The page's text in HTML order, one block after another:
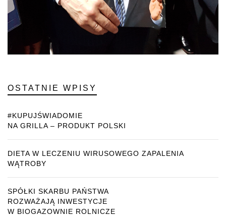
OSTATNIE WPISY
#KUPUJŚWIADOMIE
NA GRILLA – PRODUKT POLSKI
DIETA W LECZENIU WIRUSOWEGO ZAPALENIA
WĄTROBY
SPÓŁKI SKARBU PAŃSTWA
ROZWAŻAJĄ INWESTYCJE
W BIOGAZOWNIE ROLNICZE